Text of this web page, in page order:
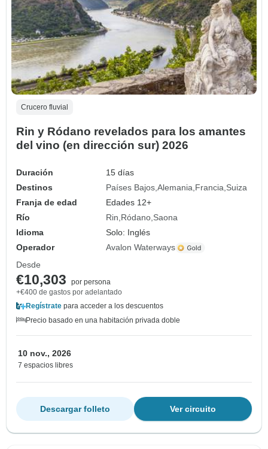
Crucero fluvial
Rin y Ródano revelados para los amantes
del vino (en dirección sur) 2026
Duración
15 días
Destinos
Países Bajos Alemania Francia Suiza
Franja de edad
Edades 12+
Río
Rin Ródano Saona
Idioma
Solo: Inglés
Operador
Avalon Waterways
Desde
€10,303
por persona
+€400 de gastos por adelantado
Regístrate para acceder a los descuentos
Precio basado en una habitación privada doble
10 nov., 2026
7 espacios libres
Ver circuito
Descargar folleto